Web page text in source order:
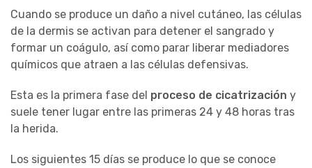
Cuando se produce un daño a nivel cutáneo, las células
de la dermis se activan para detener el sangrado y
formar un coágulo, así como parar liberar mediadores
químicos que atraen a las células defensivas.
Esta es la primera fase del proceso de cicatrización y
suele tener lugar entre las primeras 24 y 48 horas tras
la herida.
Los siguientes 15 días se produce lo que se conoce